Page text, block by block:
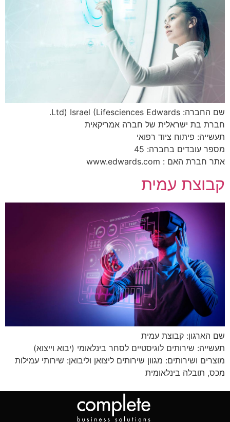
שם החברה: Ltd) Israel (Lifesciences Edwards.
חברת בת ישראלית של חברה אמריקאית
תעשייה: פיתוח ציוד רפואי
מספר עובדים בחברה: 45
אתר חברת האם : www.edwards.com
קבוצת עמית
שם הארגון: קבוצת עמית
תעשייה: שירותים לוגיסטיים לסחר בינלאומי (יבוא וייצוא)
מוצרים ושירותים: מגוון שירותים ליצואן וליבואן: שירותי עמילות
מכס, תובלה בינלאומית